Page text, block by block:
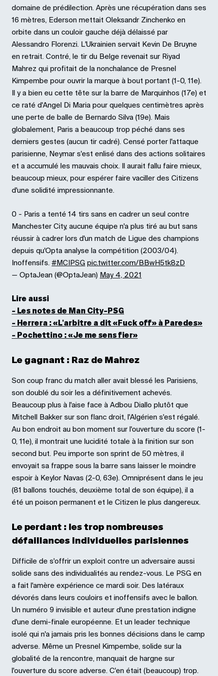
domaine de prédilection. Après une récupération dans ses
16 mètres, Ederson mettait Oleksandr Zinchenko en
orbite dans un couloir gauche déjà délaissé par
Alessandro Florenzi. L'Ukrainien servait Kevin De Bruyne
en retrait. Contré, le tir du Belge revenait sur Riyad
Mahrez qui profitait de la nonchalance de Presnel
Kimpembe pour ouvrir la marque à bout portant (1-0, 11e).
Il y a bien eu cette tête sur la barre de Marquinhos (17e) et
ce raté d'Angel Di Maria pour quelques centimètres après
une perte de balle de Bernardo Silva (19e). Mais
globalement, Paris a beaucoup trop péché dans ses
derniers gestes (aucun tir cadré). Censé porter l'attaque
parisienne, Neymar s'est enlisé dans des actions solitaires
et a accumulé les mauvais choix. Il aurait fallu faire mieux,
beaucoup mieux, pour espérer faire vaciller des Citizens
d'une solidité impressionnante.
0 - Paris a tenté 14 tirs sans en cadrer un seul contre
Manchester City, aucune équipe n'a plus tiré au but sans
réussir à cadrer lors d'un match de Ligue des champions
depuis qu'Opta analyse la compétition (2003/04).
Inoffensifs. #MCIPSG pic.twitter.com/BBwH5tk8zD
— OptaJean (@OptaJean) May 4, 2021
Lire aussi
- Les notes de Man City-PSG
- Herrera : «L'arbitre a dit «Fuck off» à Paredes»
- Pochettino : «Je me sens fier»
Le gagnant : Raz de Mahrez
Son coup franc du match aller avait blessé les Parisiens,
son doublé du soir les a définitivement achevés.
Beaucoup plus à l'aise face à Adbou Diallo plutôt que
Mitchell Bakker sur son flanc droit, l'Algérien s'est régalé.
Au bon endroit au bon moment sur l'ouverture du score (1-
0, 11e), il montrait une lucidité totale à la finition sur son
second but. Peu importe son sprint de 50 mètres, il
envoyait sa frappe sous la barre sans laisser le moindre
espoir à Keylor Navas (2-0, 63e). Omniprésent dans le jeu
(81 ballons touchés, deuxième total de son équipe), il a
été un poison permanent et le Citizen le plus dangereux.
Le perdant : les trop nombreuses
défaillances individuelles parisiennes
Difficile de s'offrir un exploit contre un adversaire aussi
solide sans des individualités au rendez-vous. Le PSG en
a fait l'amère expérience ce mardi soir. Des latéraux
dévorés dans leurs couloirs et inoffensifs avec le ballon.
Un numéro 9 invisible et auteur d'une prestation indigne
d'une demi-finale européenne. Et un leader technique
isolé qui n'a jamais pris les bonnes décisions dans le camp
adverse. Même un Presnel Kimpembe, solide sur la
globalité de la rencontre, manquait de hargne sur
l'ouverture du score adverse. C'en était (beaucoup) trop.